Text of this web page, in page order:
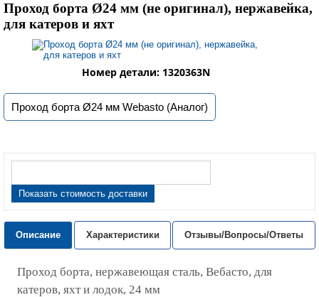
Проход борта Ø24 мм (не оригинал), нержавейка,
для катеров и яхт
Номер детали: 1320363N
Проход борта Ø24 мм Webasto (Аналог)
Показать стоимость доставки
Описание Характеристики Отзывы/Вопросы/Ответы
Проход борта, нержавеющая сталь, Вебасто, для
катеров, яхт и лодок, 24 мм